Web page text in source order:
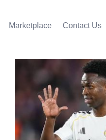
Marketplace Contact Us